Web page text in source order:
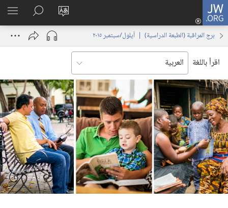
JW.ORG
تغيير
لغة
الموقع
تسجيل
الدخول
نافذة
البحث
في
JW.‎ORG
برج المراقبة (‏الطبعة الدراسية)‏ | ‏‎أيلول/سبتمبر‏ ‏‎٢٠١٥‏
اقرأ باللغة